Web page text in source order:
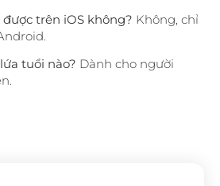
trên iOS không? Không, chỉ
tuổi nào? Dành cho người